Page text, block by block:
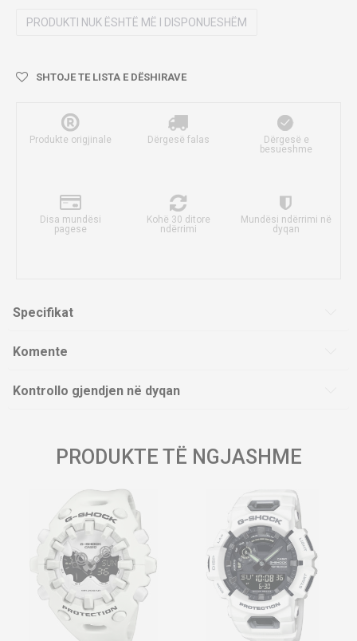
PRODUKTI NUK ËSHTË MË I DISPONUESHËM
SHTOJE TE LISTA E DËSHIRAVE
Produkte origjinale Dërgesë falas
Dërgesë e
besueshme
Disa mundësi
pagese
Kohë 30 ditore
ndërrimi
Mundësi ndërrimi në
dyqan
Specifikat
Komente
Kontrollo gjendjen në dyqan
PRODUKTE TË NGJASHME